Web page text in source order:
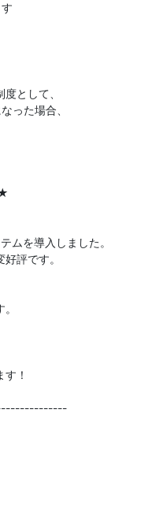
として、
った場合、
ムを導入しました。
評です。
！